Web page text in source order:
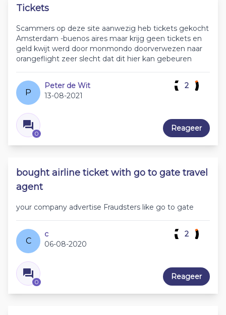
Tickets
Scammers op deze site aanwezig heb tickets gekocht
Amsterdam -buenos aires maar krijg geen tickets en
geld kwijt werd door monmondo doorverwezen naar
orangeflight zeer slecht dat dit hier kan gebeuren
P
Peter de Wit
13-08-2021
0
2
Reageer
bought airline ticket with go to gate travel
agent
your company advertise Fraudsters like go to gate
C
c
06-08-2020
0
2
Reageer